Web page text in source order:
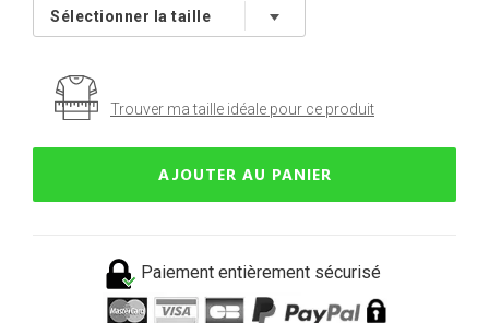
Trouver ma taille idéale pour ce produit
AJOUTER AU PANIER
Paiement entièrement sécurisé